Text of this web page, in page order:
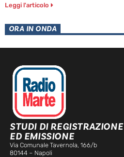
Leggi l'articolo
ORA IN ONDA
STUDI DI REGISTRAZIONE
ED EMISSIONE
Via Comunale Tavernola, 166/b
80144 – Napoli